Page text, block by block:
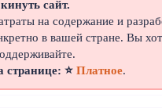
сайт.
на содержание и
в вашей стране. Вы
странице: ⭐Платное.